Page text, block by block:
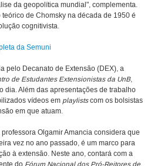
da geopolítica mundial", complementa.
de Chomsky na década de 1950 é
cognitivista.
da Semuni
pelo Decanato de Extensão (DEX), a
de Estudantes Extensionistas da UnB,
dia. Além das apresentações de trabalho
vídeos em playlistscom os bolsistas
em que atuam.
Olgamir Amancia considera que
vez no ano passado, é um marco para
à extensão. Neste ano, contará com a